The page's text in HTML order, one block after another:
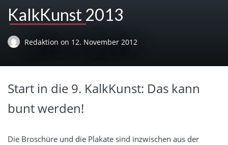
KalkKunst 2013
Redaktion on 12. November 2012
Start in die 9. KalkKunst: Das kann
bunt werden!
Die Broschüre und die Plakate sind inzwischen aus der